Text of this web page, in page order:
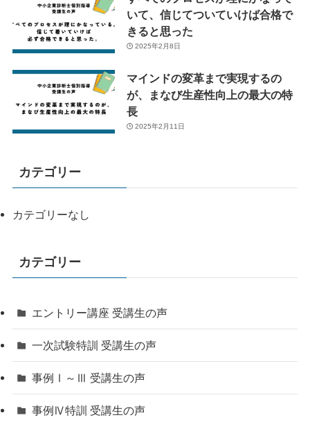
いて、信じてついていけば合格で
きると思った
2025年2月8日
マインドの変革まで実現するの
が、まなび生産性向上の最大の特
長
2025年2月11日
カテゴリー
カテゴリーなし
カテゴリー
エントリー講座 受講生の声
一次試験特訓 受講生の声
事例Ⅰ～Ⅲ 受講生の声
事例Ⅳ特訓 受講生の声